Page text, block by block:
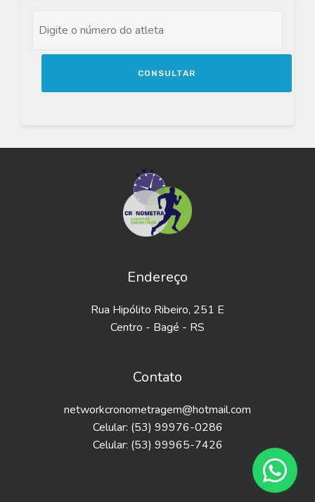
CONSULTAR
Endereço
Rua Hipólito Ribeiro, 251 E
Centro - Bagé - RS
Contato
networkcronometragem@hotmail.com
Celular: (53) 99976-0286
Celular: (53) 99965-7426